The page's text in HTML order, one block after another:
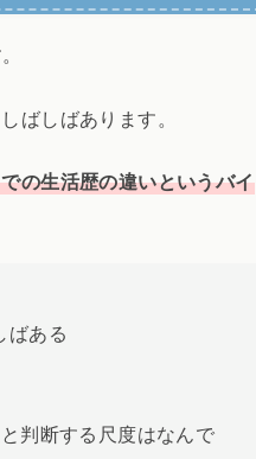
ばしばあります。
の生活歴の違いというバイ
ばある
判断する尺度はなんで